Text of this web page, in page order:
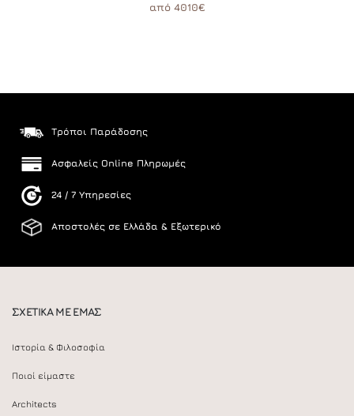
από 4010€
Τρόποι Παράδοσης
Ασφαλείς Online Πληρωμές
24 / 7 Υπηρεσίες
Αποστολές σε Ελλάδα & Εξωτερικό
ΣΧΕΤΙΚΑ ΜΕ ΕΜΑΣ
Ιστορία & Φιλοσοφία
Ποιοί είμαστε
Architects